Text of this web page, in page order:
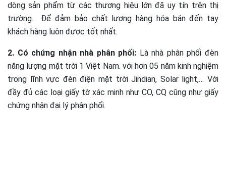
dòng sản phẩm từ các thương hiệu lớn đã uy tín trên thị
trường. Để đảm bảo chất lượng hàng hóa bán đến tay
khách hàng luôn được tốt nhất.
2. Có chứng nhận nhà phân phối: Là nhà phân phối đèn
năng lượng mặt trời 1 Việt Nam. với hơn 05 năm kinh nghiệm
trong lĩnh vực đèn điện mặt trời Jindian, Solar light,… Với
đầy đủ các loại giấy tờ xác minh như CO, CQ cũng như giấy
chứng nhận đại lý phân phối.